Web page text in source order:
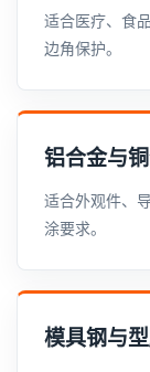
适合医疗、食
边角保护。
铝合金与
适合外观件、
涂要求。
模具钢与